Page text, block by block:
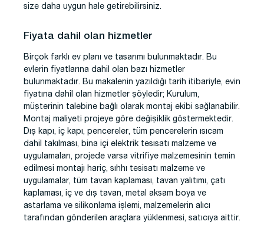
size daha uygun hale getirebilirsiniz.
Fiyata dahil olan hizmetler
Birçok farklı ev planı ve tasarımı bulunmaktadır. Bu
evlerin fiyatlarına dahil olan bazı hizmetler
bulunmaktadır. Bu makalenin yazıldığı tarih itibariyle, evin
fiyatına dahil olan hizmetler şöyledir; Kurulum,
müşterinin talebine bağlı olarak montaj ekibi sağlanabilir.
Montaj maliyeti projeye göre değişiklik göstermektedir.
Dış kapı, iç kapı, pencereler, tüm pencerelerin ısıcam
dahil takılması, bina içi elektrik tesısatı malzeme ve
uygulamaları, projede varsa vitrifiye malzemesinin temin
edilmesi montajı hariç, sıhhı tesisatı malzeme ve
uygulamalar, tüm tavan kaplaması, tavan yalıtımı, çatı
kaplaması, iç ve dış tavan, metal aksam boya ve
astarlama ve silikonlama işlemi, malzemelerin alıcı
tarafından gönderilen araçlara yüklenmesi, satıcıya aittir.